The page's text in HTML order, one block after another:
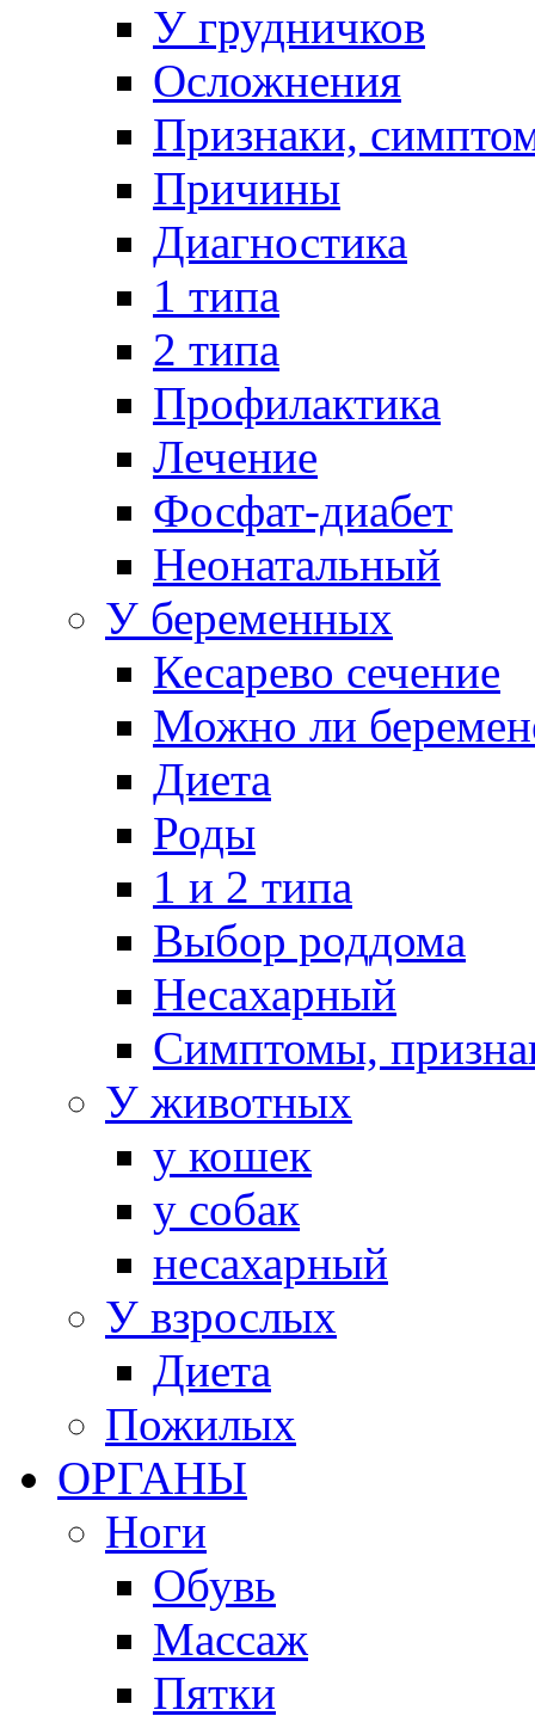
У грудничков
Осложнения
Признаки,
Причины
Диагностика
1 типа
2 типа
Профилактика
Лечение
Фосфат-диабет
Неонатальный
У беременных
Кесарево сечение
Можно ли
Диета
Роды
1 и 2 типа
Выбор роддома
Несахарный
Симптомы,
У животных
у кошек
у собак
несахарный
У взрослых
Диета
Пожилых
ОРГАНЫ
Ноги
Обувь
Массаж
Пятки